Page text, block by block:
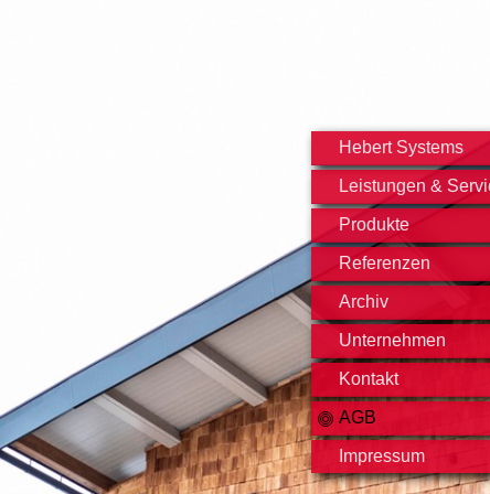
Hebert Systems
Leistungen &
Produkte
Referenzen
Archiv
Unternehmen
Kontakt
AGB
Impressum